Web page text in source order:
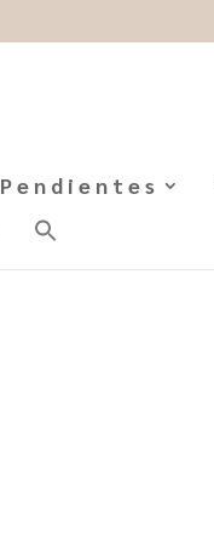
Pendientes